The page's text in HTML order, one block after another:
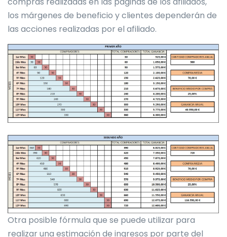
los márgenes de beneficio y clientes dependerán de
las acciones realizadas por el afiliado.
Otra posible fórmula que se puede utilizar para
realizar una estimación de ingresos por parte del